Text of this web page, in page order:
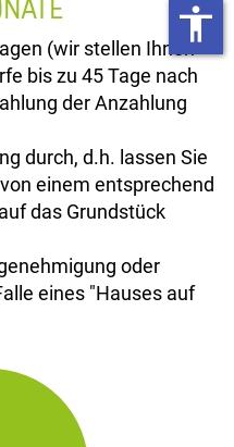
(wir stellen Ihnen
bis zu 45 Tage nach
der Anzahlung
durch, d.h. lassen Sie
einem entsprechend
das Grundstück
oder
eines "Hauses auf
accessibility